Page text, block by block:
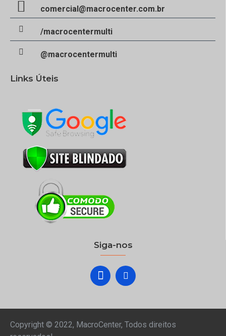
comercial@macrocenter.com.br
/macrocentermulti
@macrocentermulti
Links Úteis
Siga-nos
Copyright © 2022, MacroCenter, Todos direitos